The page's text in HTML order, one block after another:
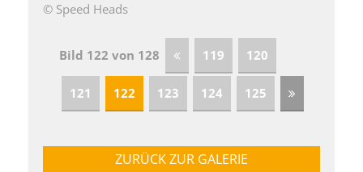
© Speed Heads
Bild 122 von 128 119 120
121 122 123 124 125
ZURÜCK ZUR GALERIE